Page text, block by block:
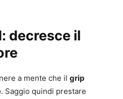
decresce il
a mente che il grip
. Saggio quindi prestare